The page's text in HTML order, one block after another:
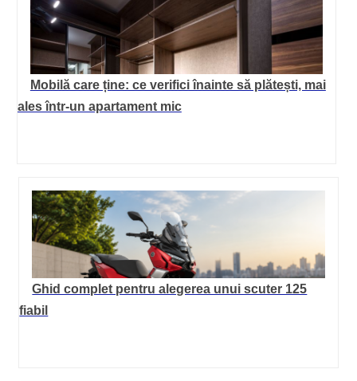
Mobilă care ține: ce verifici înainte să plătești, mai
ales într-un apartament mic
Ghid complet pentru alegerea unui scuter 125
fiabil